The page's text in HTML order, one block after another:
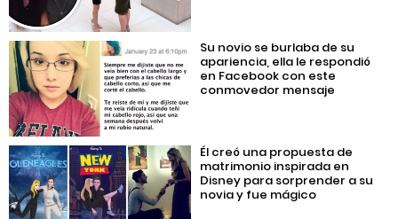
Su novio se burlaba de su
apariencia, ella le respondió
en Facebook con este
conmovedor mensaje
Él creó una propuesta de
matrimonio inspirada en
Disney para sorprender a su
novia y fue mágico